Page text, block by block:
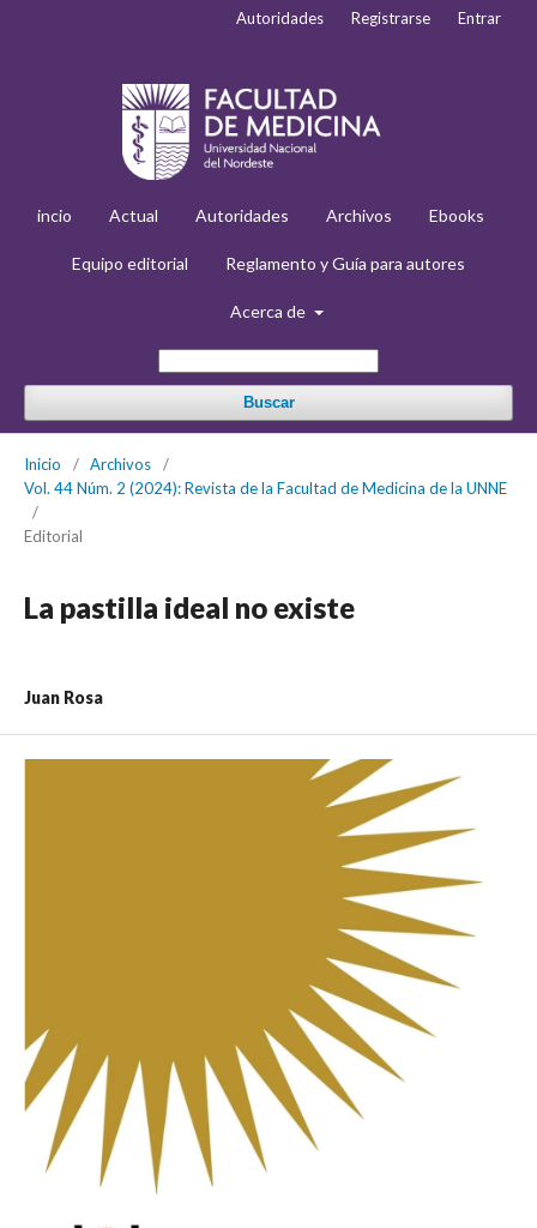
incio Actual Autoridades Archivos Ebooks
Equipo editorial Reglamento y Guía para autores
Acerca de
Buscar
Autoridades Registrarse Entrar
Inicio / Archivos
/
Vol. 44 Núm. 2 (2024): Revista de la Facultad de Medicina de la UNNE
/
Editorial
La pastilla ideal no existe
Juan Rosa